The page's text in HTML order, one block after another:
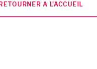
RETOURNER A L'ACCUEIL